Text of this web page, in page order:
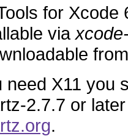
for Xcode
via
need X11 you
2.7.7 or
.